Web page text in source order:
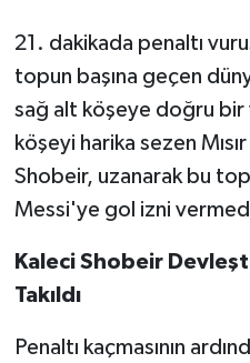
21. dakikada penaltı
topun başına geçen
sağ alt köşeye doğru bir
köşeyi harika sezen
Shobeir, uzanarak bu
Messi'ye gol izni
Kaleci Shobeir
Takıldı
Penaltı kaçmasının